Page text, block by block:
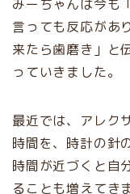
みーちゃんは今も
言っても反応があ
来たら歯磨き」と
っていきました。
最近では、アレク
時間を、時計の針
時間が近づくと自
ることも増えてき